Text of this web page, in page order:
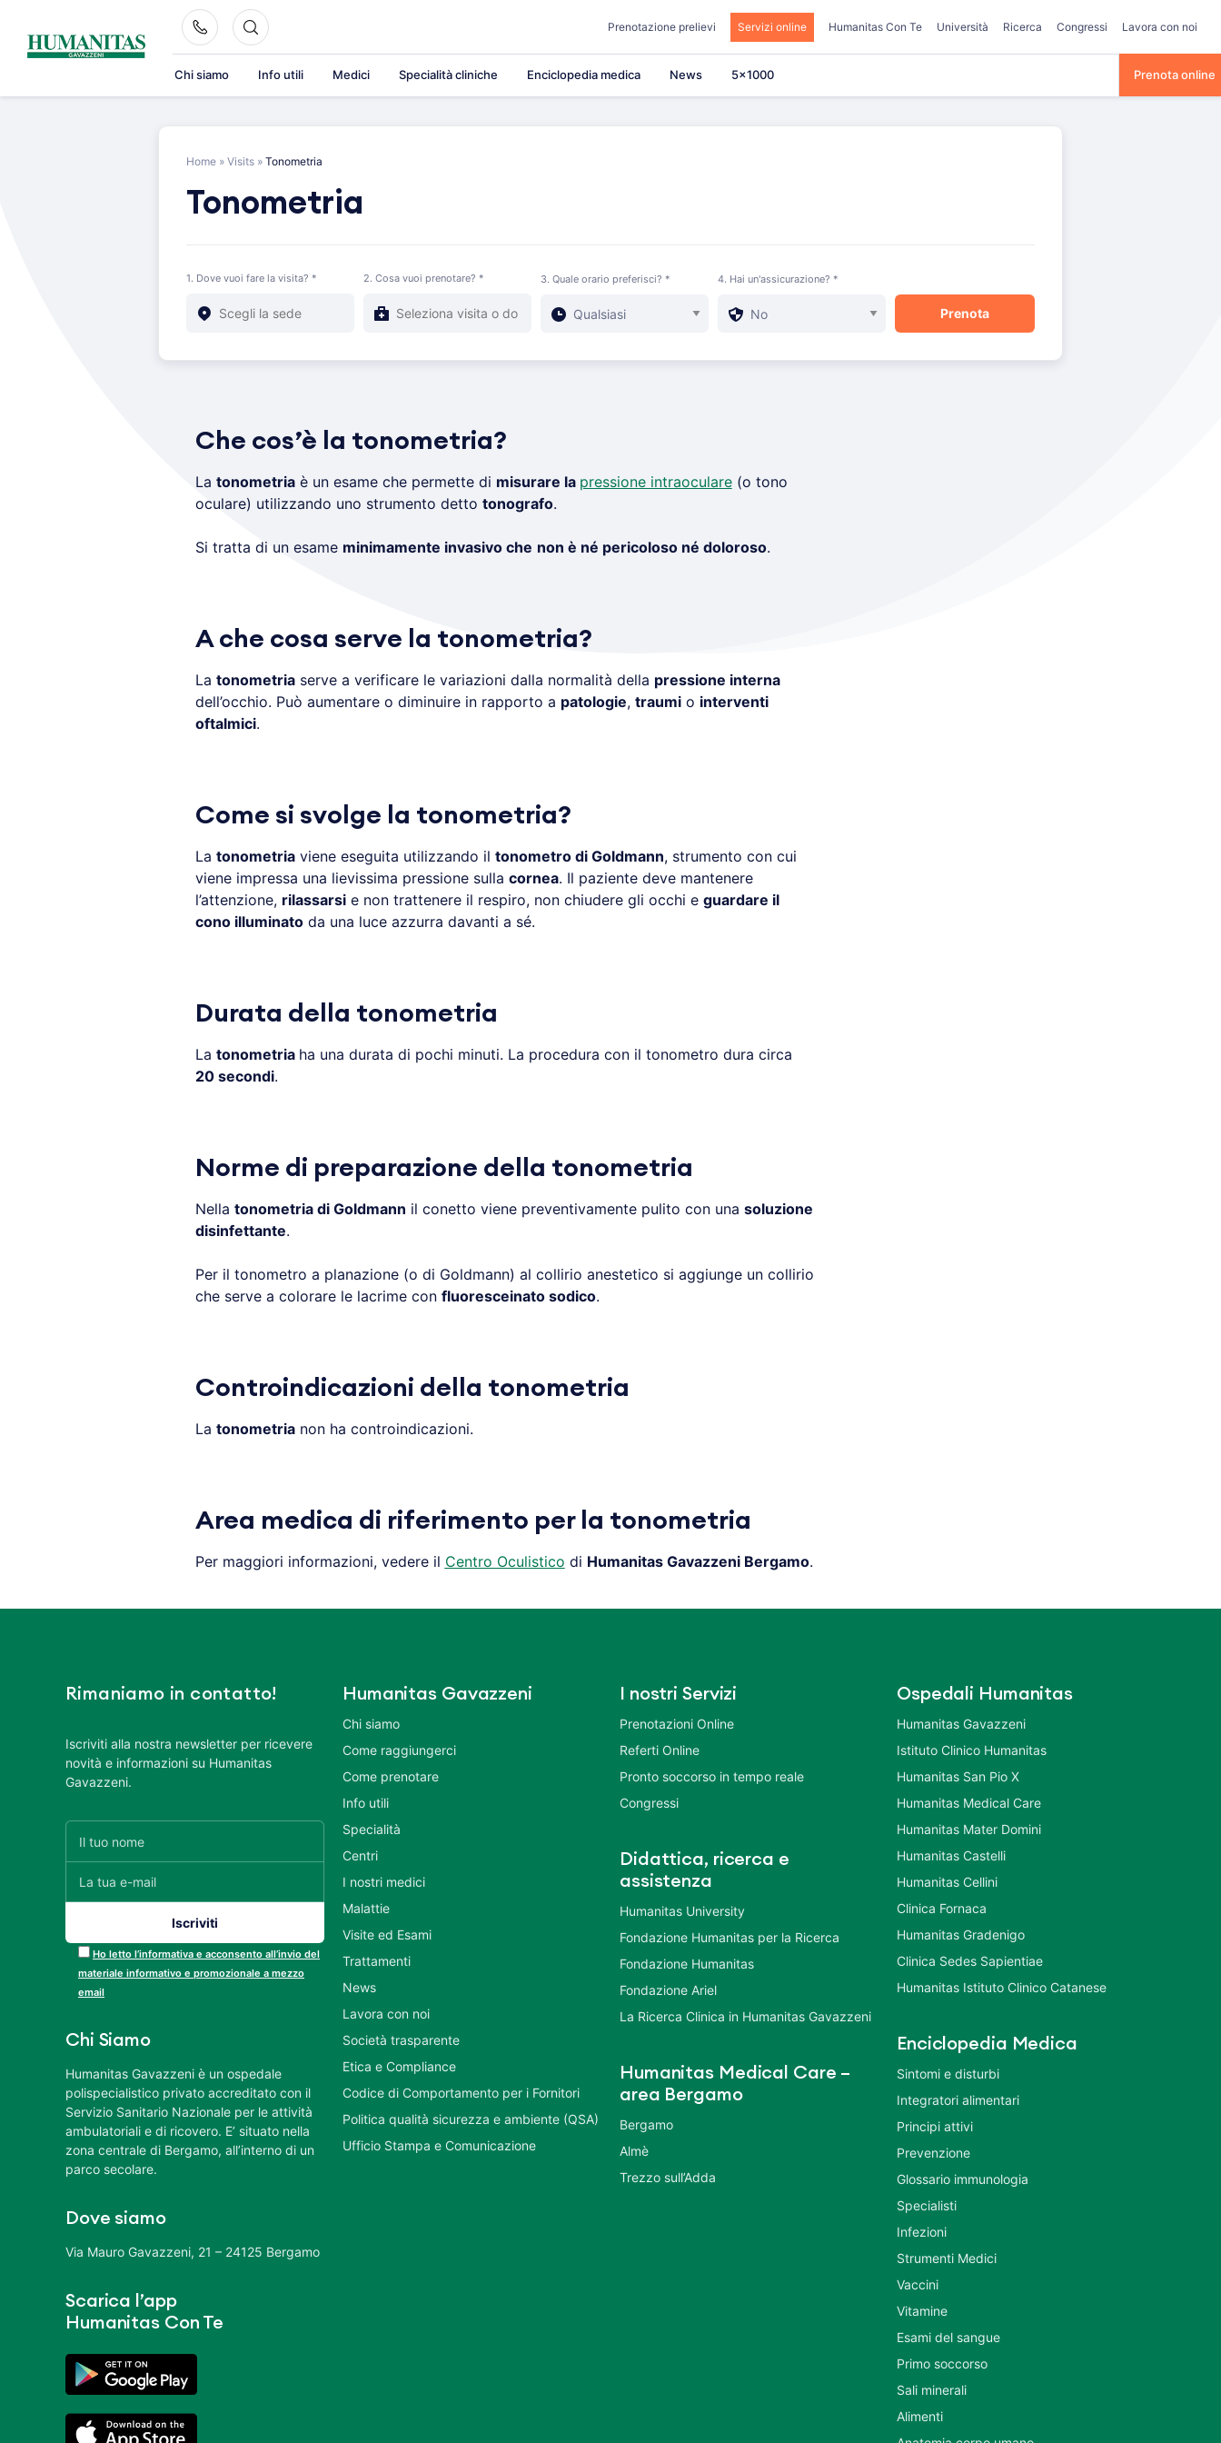
content
Prenotazione prelievi Servizi online Humanitas Con Te Università Ricerca Congressi Lavora con noi
Chi siamo Info utili Medici Specialità cliniche Enciclopedia medica News 5×1000 Prenota online
Home » Visits » Tonometria
Tonometria
1. Dove vuoi fare la visita? * 2. Cosa vuoi prenotare? * 3. Quale orario preferisci? * 4. Hai un'assicurazione? *
Che cos’è la tonometria?
La tonometriaè un esame che permette di misurare la pressione intraoculare(o tono
oculare) utilizzando uno strumento detto tonografo.
Si tratta di un esame minimamente invasivo che non è né pericoloso né doloroso.
A che cosa serve la tonometria?
La tonometriaserve a verificare le variazioni dalla normalità della pressione interna
dell’occhio. Può aumentare o diminuire in rapporto a patologie, traumio interventi
oftalmici.
Come si svolge la tonometria?
La tonometriaviene eseguita utilizzando il tonometro di Goldmann, strumento con cui
viene impressa una lievissima pressione sulla cornea. Il paziente deve mantenere
l’attenzione, rilassarsie non trattenere il respiro, non chiudere gli occhi e guardare il
cono illuminatoda una luce azzurra davanti a sé.
Durata della tonometria
La tonometria ha una durata di pochi minuti. La procedura con il tonometro dura circa
20 secondi.
Norme di preparazione della tonometria
Nella tonometria di Goldmann il conetto viene preventivamente pulito con una soluzione
disinfettante.
Per il tonometro a planazione (o di Goldmann) al collirio anestetico si aggiunge un collirio
che serve a colorare le lacrime con fluoresceinato sodico.
Controindicazioni della tonometria
La tonometrianon ha controindicazioni.
Area medica di riferimento per la tonometria
Per maggiori informazioni, vedere il Centro Oculistico di Humanitas Gavazzeni Bergamo.
Rimaniamo in contatto!
Iscriviti alla nostra newsletter per ricevere
novità e informazioni su Humanitas
Gavazzeni.
Ho letto l’informativa e acconsento all’invio del
materiale informativo e promozionale a mezzo
email
Chi Siamo
Humanitas Gavazzeni è un ospedale
polispecialistico privato accreditato con il
Servizio Sanitario Nazionale per le attività
ambulatoriali e di ricovero. E’ situato nella
zona centrale di Bergamo, all’interno di un
parco secolare.
Dove siamo
Via Mauro Gavazzeni, 21 – 24125 Bergamo
Scarica l’app
Humanitas Con Te
Humanitas Gavazzeni
Chi siamo
Come raggiungerci
Come prenotare
Info utili
Specialità
Centri
I nostri medici
Malattie
Visite ed Esami
Trattamenti
News
Lavora con noi
Società trasparente
Etica e Compliance
Codice di Comportamento per i Fornitori
Politica qualità sicurezza e ambiente (QSA)
Ufficio Stampa e Comunicazione
I nostri Servizi
Prenotazioni Online
Referti Online
Pronto soccorso in tempo reale
Congressi
Didattica, ricerca e
assistenza
Humanitas University
Fondazione Humanitas per la Ricerca
Fondazione Humanitas
Fondazione Ariel
La Ricerca Clinica in Humanitas Gavazzeni
Humanitas Medical Care –
area Bergamo
Bergamo
Almè
Trezzo sull’Adda
Ospedali Humanitas
Humanitas Gavazzeni
Istituto Clinico Humanitas
Humanitas San Pio X
Humanitas Medical Care
Humanitas Mater Domini
Humanitas Castelli
Humanitas Cellini
Clinica Fornaca
Humanitas Gradenigo
Clinica Sedes Sapientiae
Humanitas Istituto Clinico Catanese
Enciclopedia Medica
Sintomi e disturbi
Integratori alimentari
Principi attivi
Prevenzione
Glossario immunologia
Specialisti
Infezioni
Strumenti Medici
Vaccini
Vitamine
Esami del sangue
Primo soccorso
Sali minerali
Alimenti